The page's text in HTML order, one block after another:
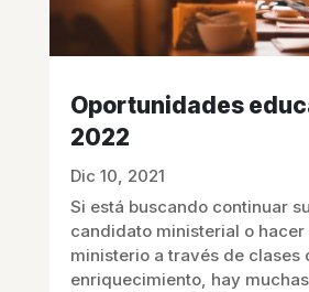
Oportunidades
2022
Dic 10, 2021
Si está buscando continuar
candidato ministerial o hacer
ministerio a través de clases
enriquecimiento, hay